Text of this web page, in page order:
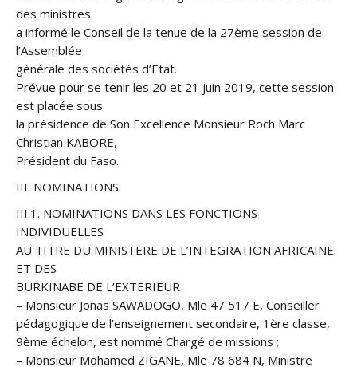
des ministres
a informé le Conseil de la tenue de la 27ème session de
l’Assemblée
générale des sociétés d’Etat.
Prévue pour se tenir les 20 et 21 juin 2019, cette session
est placée sous
la présidence de Son Excellence Monsieur Roch Marc
Christian KABORE,
Président du Faso.
III. NOMINATIONS
III.1. NOMINATIONS DANS LES FONCTIONS
INDIVIDUELLES
AU TITRE DU MINISTERE DE L’INTEGRATION AFRICAINE
ET DES
BURKINABE DE L’EXTERIEUR
– Monsieur Jonas SAWADOGO, Mle 47 517 E, Conseiller
pédagogique de l’enseignement secondaire, 1ère classe,
9ème échelon, est nommé Chargé de missions ;
– Monsieur Mohamed ZIGANE, Mle 78 684 N, Ministre